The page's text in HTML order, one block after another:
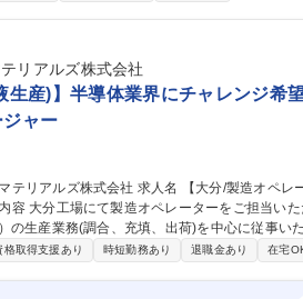
やスタッフサポート ■出荷検査成績書の内容確
)】生産部門経験者歓迎/世界的音響メーカー
リアルズ株式会社
生産)】半導体業界にチャレンジ希
ャー
/製造オペレーター(薬液生産)】半導体
の生産業務(調合、充填、出荷)を中心に従事い
端の
材料のカラーレジストを製造、販売しておりま
格取得支援あり 時短勤務あり 退職金あり 在宅